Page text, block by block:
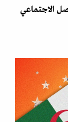
الاجتماعي